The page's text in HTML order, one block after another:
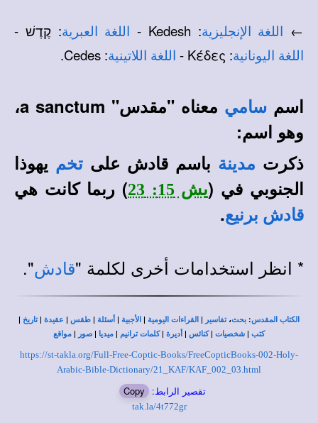
← اللغة الإنجليزية: Kedesh - اللغة العبرية: קֶדֶשׁ -
اللغة اليونانية: Κέδες - اللغة اللاتينية: Cedes.
اسم سامي
معناه "مقدس" a sanctum،
وهو اسم:
ذكرت مدينة باسم قادش على تخم يهوذا
الجنوبي في (يش 15: 23 ) ربما كانت هي
قادش برنيع.
* انظر استخدامات أخرى لكلمة "قادش".
الكتاب المقدس: بحث،تفاسير | القراءات اليومية | الأجبية | أسئلة | طقس | عقيدة |تاريخ |
كتب | شخصيات |كنائس | أديرة |كلمات ترانيم | ميديا | صور | مواقع
https://st-takla.org/Full-Free-Coptic-Books/FreeCopticBooks-002-Holy-
Arabic-Bible-Dictionary/21_KAF/KAF_002_03.html
تقصير الرابط: Copy
tak.la/4t772gr